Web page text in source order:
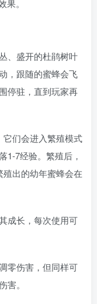
果。
、盛开的杜鹃树叶
，跟随的蜜蜂会飞
停驻，直到玩家再
它们会进入繁殖模式
1-7经验。繁殖后，
出的幼年蜜蜂会在
成长，每次使用可
零伤害，但同样可
害。